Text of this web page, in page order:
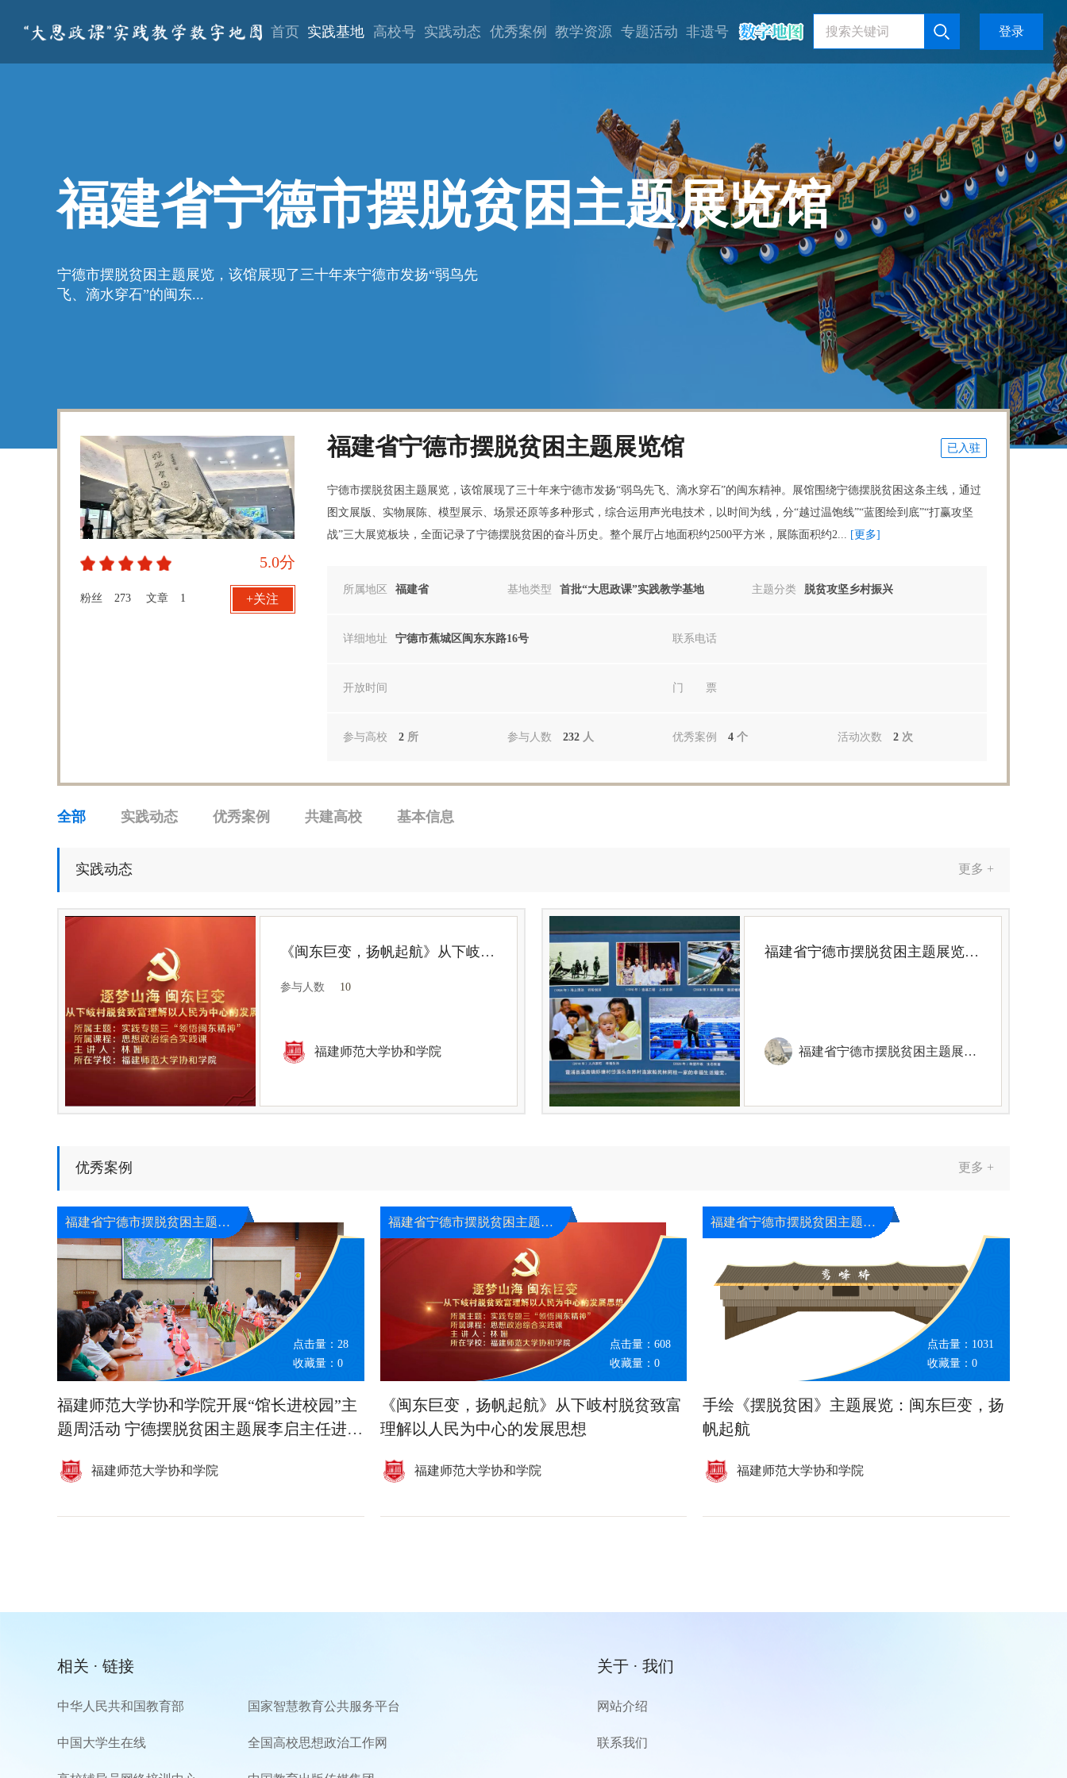
首页 实践基地 高校号 实践动态 优秀案例 教学资源 专题活动 非遗号 登录
福建省宁德市摆脱贫困主题展览馆
宁德市摆脱贫困主题展览，该馆展现了三十年来宁德市发扬“弱鸟先
飞、滴水穿石”的闽东...
5.0分
粉丝 273 文章 1 +关注
福建省宁德市摆脱贫困主题展览馆 已入驻
宁德市摆脱贫困主题展览，该馆展现了三十年来宁德市发扬“弱鸟先飞、滴水穿石”的闽东精神。展馆围绕宁德摆脱贫困这条主线，通过
图文展版、实物展陈、模型展示、场景还原等多种形式，综合运用声光电技术，以时间为线，分“越过温饱线”“蓝图绘到底”“打赢攻坚
战”三大展览板块，全面记录了宁德摆脱贫困的奋斗历史。整个展厅占地面积约2500平方米，展陈面积约2... [更多]
所属地区 福建省 基地类型 首批“大思政课”实践教学基地 主题分类 脱贫攻坚乡村振兴
详细地址 宁德市蕉城区闽东东路16号 联系电话
开放时间 门 票
参与高校 2 所 参与人数 232 人 优秀案例 4 个 活动次数 2 次
全部 实践动态 优秀案例 共建高校 基本信息
实践动态 更多 +
《闽东巨变，扬帆起航》从下岐村脱贫致富理解以人民为中心的发展思想
参与人数 10
福建师范大学协和学院
福建省宁德市摆脱贫困主题展览馆实践资源图片
福建省宁德市摆脱贫困主题展览馆
优秀案例 更多 +
福建省宁德市摆脱贫困主题展览馆
点击量： 28
收藏量： 0
福建师范大学协和学院开展“馆长进校园”主
题周活动 宁德摆脱贫困主题展李启主任进校
福建师范大学协和学院
福建省宁德市摆脱贫困主题展览馆
点击量：608
收藏量：0
《闽东巨变，扬帆起航》从下岐村脱贫致富
理解以人民为中心的发展思想
福建师范大学协和学院
福建省宁德市摆脱贫困主题展览馆
点击量： 1031
收藏量： 0
手绘《摆脱贫困》主题展览：闽东巨变，扬
帆起航
福建师范大学协和学院
相关 · 链接
中华人民共和国教育部 国家智慧教育公共服务平台
中国大学生在线 全国高校思想政治工作网
关于 · 我们
网站介绍
联系我们